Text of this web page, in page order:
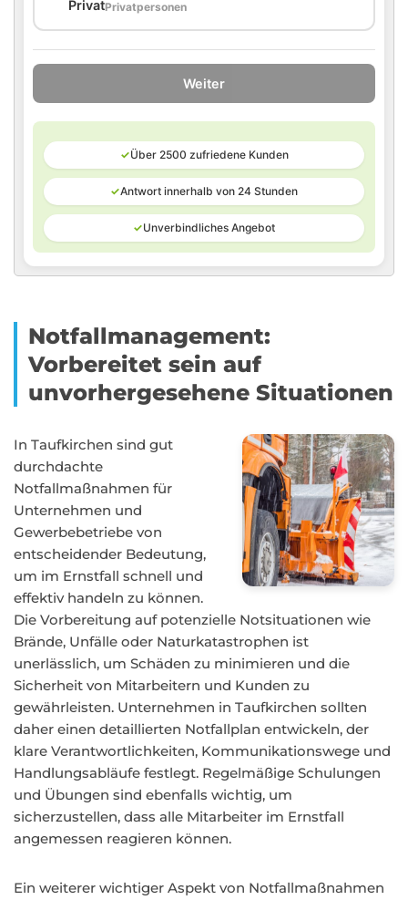
PrivatPrivatpersonen
Weiter
✓Über 2500 zufriedene Kunden
✓Antwort innerhalb von 24 Stunden
✓Unverbindliches Angebot
Notfallmanagement:
Vorbereitet sein auf
unvorhergesehene Situationen
In Taufkirchen sind gut
durchdachte
Notfallmaßnahmen für
Unternehmen und
Gewerbebetriebe von
entscheidender Bedeutung,
um im Ernstfall schnell und
effektiv handeln zu können.
Die Vorbereitung auf potenzielle Notsituationen wie
Brände, Unfälle oder Naturkatastrophen ist
unerlässlich, um Schäden zu minimieren und die
Sicherheit von Mitarbeitern und Kunden zu
gewährleisten. Unternehmen in Taufkirchen sollten
daher einen detaillierten Notfallplan entwickeln, der
klare Verantwortlichkeiten, Kommunikationswege und
Handlungsabläufe festlegt. Regelmäßige Schulungen
und Übungen sind ebenfalls wichtig, um
sicherzustellen, dass alle Mitarbeiter im Ernstfall
angemessen reagieren können.
Ein weiterer wichtiger Aspekt von Notfallmaßnahmen